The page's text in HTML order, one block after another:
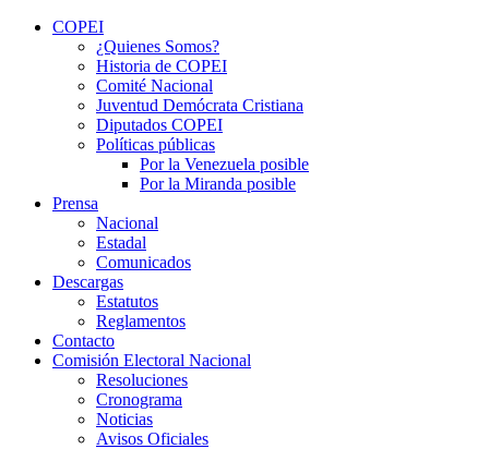
COPEI
¿Quienes Somos?
Historia de COPEI
Comité Nacional
Juventud Demócrata Cristiana
Diputados COPEI
Políticas públicas
Por la Venezuela posible
Por la Miranda posible
Prensa
Nacional
Estadal
Comunicados
Descargas
Estatutos
Reglamentos
Contacto
Comisión Electoral Nacional
Resoluciones
Cronograma
Noticias
Avisos Oficiales